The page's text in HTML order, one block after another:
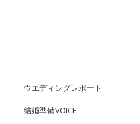
ウエディングレポート
結婚準備VOICE